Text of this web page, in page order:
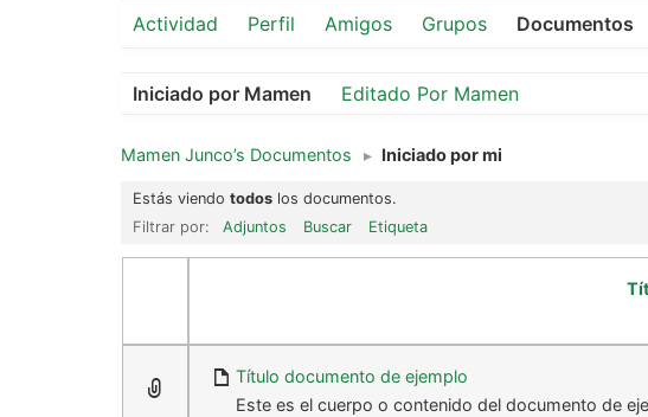
Actividad Perfil Amigos Grupos Documentos
Iniciado por Mamen Editado Por Mamen
Mamen Junco’s Documentos ▸ Iniciado por mi
Estás viendo todos los documentos.
Filtrar por:
Adjuntos Buscar Etiqueta
Título documento de ejemplo
Este es el cuerpo o contenido del documento de